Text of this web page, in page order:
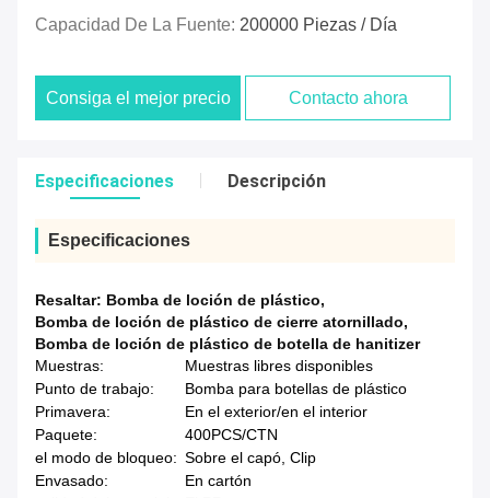
Capacidad De La Fuente: 200000 Piezas / Día
Consiga el mejor precio Contacto ahora
Especificaciones Descripción
Especificaciones
Resaltar: Bomba de loción de plástico,
Bomba de loción de plástico de cierre atornillado,
Bomba de loción de plástico de botella de hanitizer
Muestras:
Muestras libres disponibles
Punto de trabajo:
Bomba para botellas de plástico
Primavera:
En el exterior/en el interior
Paquete:
400PCS/CTN
el modo de bloqueo: Sobre el capó, Clip
Envasado:
En cartón